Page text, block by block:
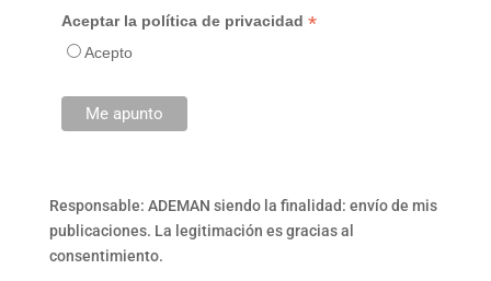
Aceptar la política de privacidad *
Acepto
Responsable: ADEMAN siendo la finalidad: envío de mis
publicaciones. La legitimación es gracias al
consentimiento.